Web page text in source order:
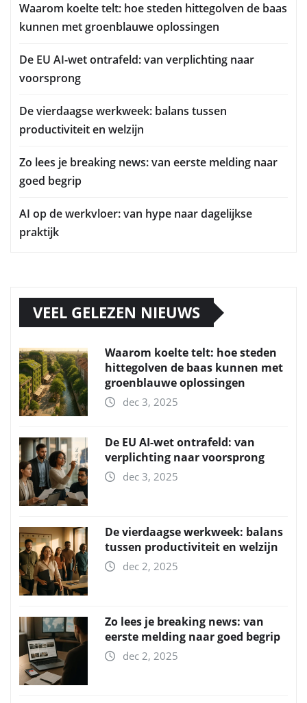
Waarom koelte telt: hoe steden hittegolven de baas
kunnen met groenblauwe oplossingen
De EU AI-wet ontrafeld: van verplichting naar
voorsprong
De vierdaagse werkweek: balans tussen
productiviteit en welzijn
Zo lees je breaking news: van eerste melding naar
goed begrip
AI op de werkvloer: van hype naar dagelijkse
praktijk
VEEL GELEZEN NIEUWS
Waarom koelte telt: hoe steden
hittegolven de baas kunnen met
groenblauwe oplossingen
dec 3, 2025
De EU AI-wet ontrafeld: van
verplichting naar voorsprong
dec 3, 2025
De vierdaagse werkweek: balans
tussen productiviteit en welzijn
dec 2, 2025
Zo lees je breaking news: van
eerste melding naar goed begrip
dec 2, 2025